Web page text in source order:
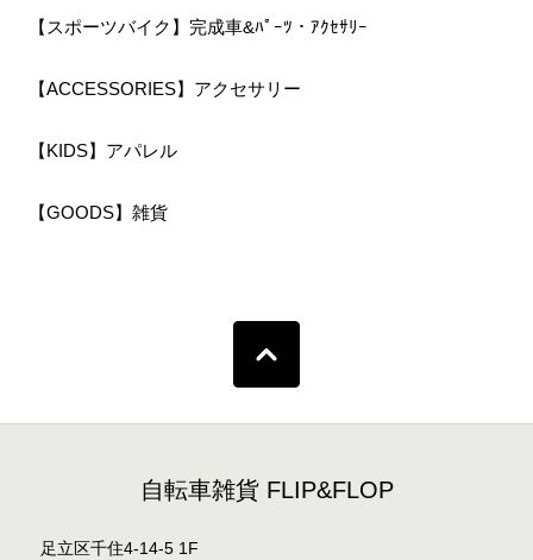
【スポーツバイク】完成車&ﾊﾟｰﾂ・ｱｸｾｻﾘｰ
【ACCESSORIES】アクセサリー
【KIDS】アパレル
【GOODS】雑貨
自転車雑貨 FLIP&FLOP
足立区千住4-14-5 1F